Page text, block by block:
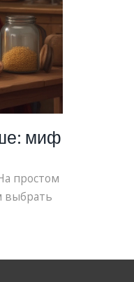
миф
простом
выбрать